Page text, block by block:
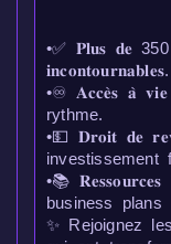
•✅ 𝐏𝐥𝐮𝐬 𝐝𝐞 350
𝐢𝐧𝐜𝐨𝐧𝐭𝐨𝐮𝐫𝐧𝐚𝐛𝐥𝐞𝐬.
•♾ 𝐀𝐜𝐜𝐞̀𝐬 𝐚̀
rythme.
•💵 𝐃𝐫𝐨𝐢𝐭 𝐝𝐞
investissement
•📚
business plans
✨ Rejoignez